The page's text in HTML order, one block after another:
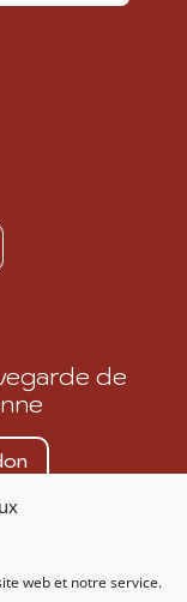
web et notre service.
de